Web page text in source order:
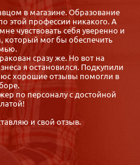
детьми, много участвовала в
на работу меня не брали. К
не профильное. Долго искала
детской психологии в моём
Потом мне посоветовали
там можно пройти
И теперь я Вам советую
удобно и быстро, диплом
И всё это за разумные
собеседование в детский
мой первый рабочий день! Я